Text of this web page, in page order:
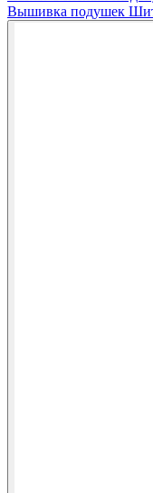
Вышивка подушек